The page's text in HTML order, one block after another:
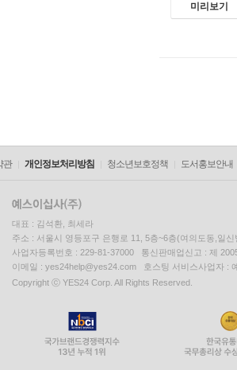
미리보기
관 개인정보처리방침 청소년보호정책 도서홍보안내
대표 : 김석환, 최세라
주소 : 서울시 영등포구 은행로 11, 5층~6층(여의도동,일신
사업자등록번호 : 229-81-37000 통신판매업신고 : 제
이메일 : yes24help@yes24.com 호스팅 서비스사업자 :
Copyright ⓒ YES24 Corp. All Rights Reserved.